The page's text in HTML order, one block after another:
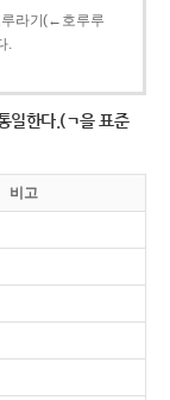
라기(←호루루
.
통일한다.(ㄱ을 표준
비고